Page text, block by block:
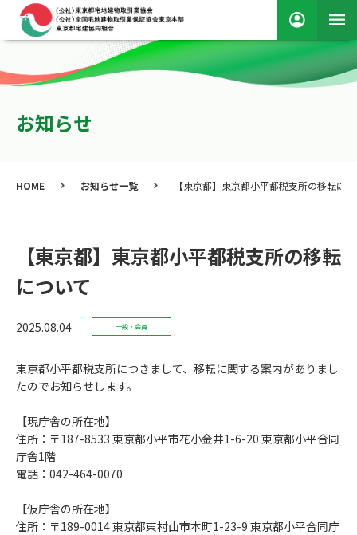
お知らせ
HOME お知らせ一覧 【東京都】東京都小平都税支所の移転に
【東京都】東京都小平都税支所の移転
について
2025.08.04 一般・会員
東京都小平都税支所につきまして、移転に関する案内がありまし
たのでお知らせします。
【現庁舎の所在地】
住所：〒187-8533 東京都小平市花小金井1-6-20 東京都小平合同
庁舎1階
電話：042-464-0070
【仮庁舎の所在地】
住所：〒189-0014 東京都東村山市本町1-23-9 東京都小平合同庁